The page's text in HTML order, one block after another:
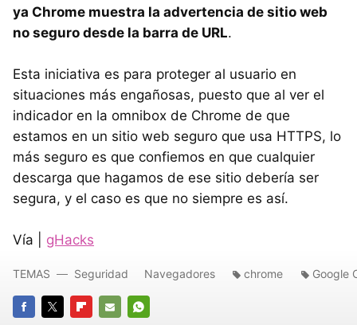
ya Chrome muestra la advertencia de sitio web
no seguro desde la barra de URL.
Esta iniciativa es para proteger al usuario en
situaciones más engañosas, puesto que al ver el
indicador en la omnibox de Chrome de que
estamos en un sitio web seguro que usa HTTPS, lo
más seguro es que confiemos en que cualquier
descarga que hagamos de ese sitio debería ser
segura, y el caso es que no siempre es así.
Vía | gHacks
TEMAS Seguridad Navegadores chrome Google